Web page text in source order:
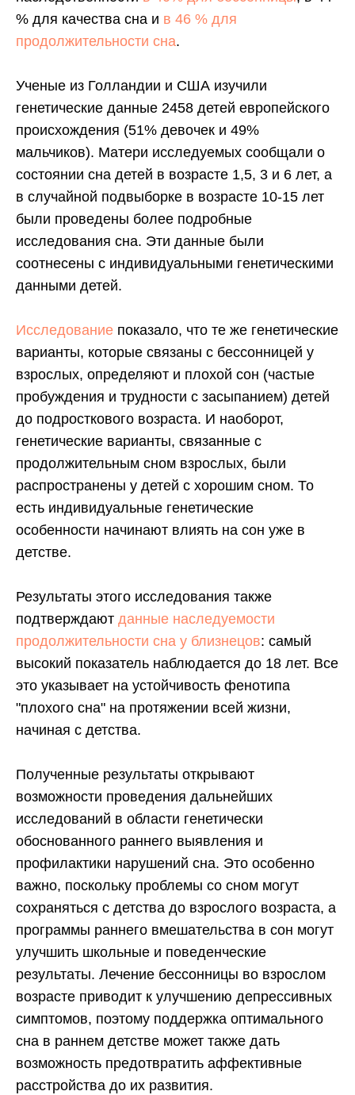
% для качества сна и в 46 % для
продолжительности сна.
Ученые из Голландии и США изучили
генетические данные 2458 детей европейского
происхождения (51% девочек и 49%
мальчиков). Матери исследуемых сообщали о
состоянии сна детей в возрасте 1,5, 3 и 6 лет, а
в случайной подвыборке в возрасте 10-15 лет
были проведены более подробные
исследования сна. Эти данные были
соотнесены с индивидуальными генетическими
данными детей.
Исследование показало, что те же генетические
варианты, которые связаны с бессонницей у
взрослых, определяют и плохой сон (частые
пробуждения и трудности с засыпанием) детей
до подросткового возраста. И наоборот,
генетические варианты, связанные с
продолжительным сном взрослых, были
распространены у детей с хорошим сном. То
есть индивидуальные генетические
особенности начинают влиять на сон уже в
детстве.
Результаты этого исследования также
подтверждают данные наследуемости
продолжительности сна у близнецов: самый
высокий показатель наблюдается до 18 лет. Все
это указывает на устойчивость фенотипа
"плохого сна" на протяжении всей жизни,
начиная с детства.
Полученные результаты открывают
возможности проведения дальнейших
исследований в области генетически
обоснованного раннего выявления и
профилактики нарушений сна. Это особенно
важно, поскольку проблемы со сном могут
сохраняться с детства до взрослого возраста, а
программы раннего вмешательства в сон могут
улучшить школьные и поведенческие
результаты. Лечение бессонницы во взрослом
возрасте приводит к улучшению депрессивных
симптомов, поэтому поддержка оптимального
сна в раннем детстве может также дать
возможность предотвратить аффективные
расстройства до их развития.